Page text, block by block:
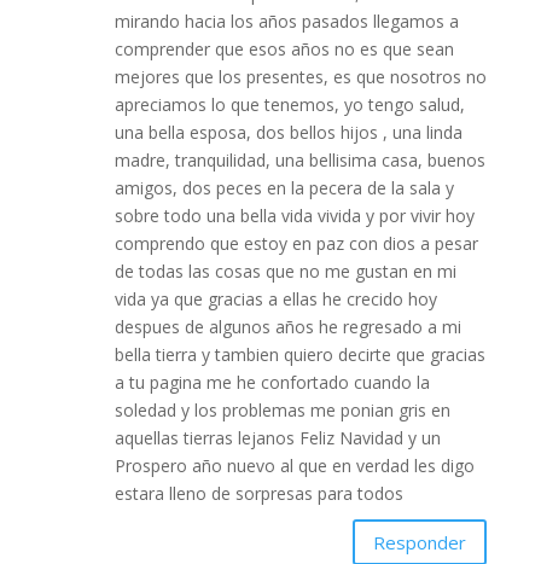
mirando hacia los años pasados llegamos a
comprender que esos años no es que sean
mejores que los presentes, es que nosotros no
apreciamos lo que tenemos, yo tengo salud,
una bella esposa, dos bellos hijos , una linda
madre, tranquilidad, una bellisima casa, buenos
amigos, dos peces en la pecera de la sala y
sobre todo una bella vida vivida y por vivir hoy
comprendo que estoy en paz con dios a pesar
de todas las cosas que no me gustan en mi
vida ya que gracias a ellas he crecido hoy
despues de algunos años he regresado a mi
bella tierra y tambien quiero decirte que gracias
a tu pagina me he confortado cuando la
soledad y los problemas me ponian gris en
aquellas tierras lejanos Feliz Navidad y un
Prospero año nuevo al que en verdad les digo
estara lleno de sorpresas para todos
Responder